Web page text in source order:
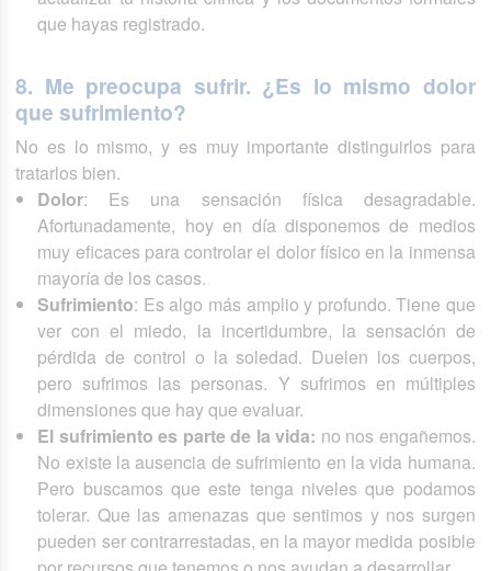
que hayas registrado.
8. Me preocupa sufrir. ¿Es lo mismo dolor
que sufrimiento?
No es lo mismo, y es muy importante distinguirlos para
tratarlos bien.
Dolor: Es una sensación física desagradable.
Afortunadamente, hoy en día disponemos de medios
muy eficaces para controlar el dolor físico en la inmensa
mayoría de los casos.
Sufrimiento: Es algo más amplio y profundo. Tiene que
ver con el miedo, la incertidumbre, la sensación de
pérdida de control o la soledad. Duelen los cuerpos,
pero sufrimos las personas. Y sufrimos en múltiples
dimensiones que hay que evaluar.
El sufrimiento es parte de la vida: no nos engañemos.
No existe la ausencia de sufrimiento en la vida humana.
Pero buscamos que este tenga niveles que podamos
tolerar. Que las amenazas que sentimos y nos surgen
pueden ser contrarrestadas, en la mayor medida posible